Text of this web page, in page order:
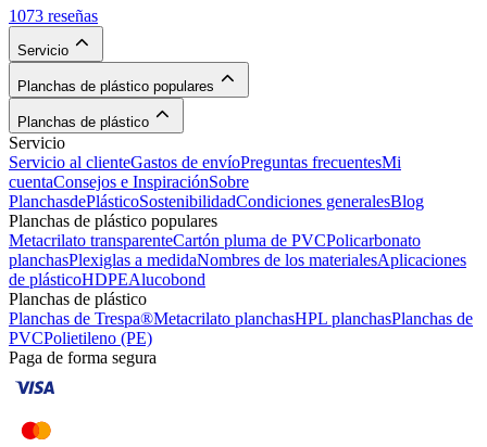
1073 reseñas
Servicio
Planchas de plástico populares
Planchas de plástico
Servicio
Servicio al clienteGastos de envíoPreguntas frecuentesMi
cuentaConsejos e InspiraciónSobre
PlanchasdePlásticoSostenibilidadCondiciones generalesBlog
Planchas de plástico populares
Metacrilato transparenteCartón pluma de PVCPolicarbonato
planchasPlexiglas a medidaNombres de los materialesAplicaciones
de plásticoHDPEAlucobond
Planchas de plástico
Planchas de Trespa®Metacrilato planchasHPL planchasPlanchas de
PVCPolietileno (PE)
Paga de forma segura